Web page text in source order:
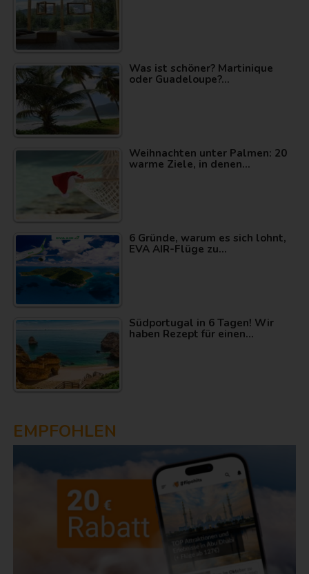
Was ist schöner? Martinique
oder Guadeloupe?…
Weihnachten unter Palmen: 20
warme Ziele, in denen…
6 Gründe, warum es sich lohnt,
EVA AIR-Flüge zu…
Südportugal in 6 Tagen! Wir
haben Rezept für einen…
EMPFOHLEN